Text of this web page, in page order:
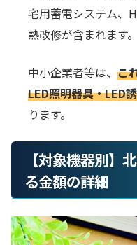
宅用蓄電システム、
熱改修が含まれます。
中小企業者等は、 こ
LED照明器具・LED
ります。
【対象機器別】
る金額の詳細